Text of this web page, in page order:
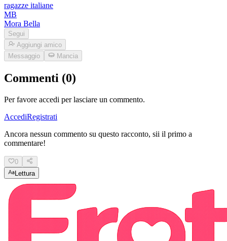
ragazze italiane
MB
Mora Bella
Segui
Aggiungi amico
Messaggio
Mancia
Commenti (0)
Per favore accedi per lasciare un commento.
AccediRegistrati
Ancora nessun commento su questo racconto, sii il primo a
commentare!
0
Lettura